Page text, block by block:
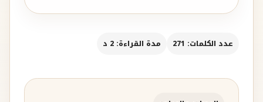
عدد الكلمات: 271 مدة القراءة: 2 د